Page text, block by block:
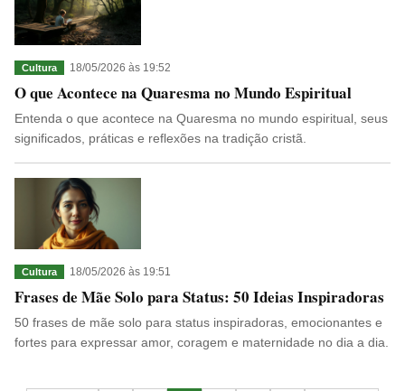
Cultura 18/05/2026 às 19:52
O que Acontece na Quaresma no Mundo Espiritual
Entenda o que acontece na Quaresma no mundo espiritual, seus
significados, práticas e reflexões na tradição cristã.
Cultura 18/05/2026 às 19:51
Frases de Mãe Solo para Status: 50 Ideias Inspiradoras
50 frases de mãe solo para status inspiradoras, emocionantes e
fortes para expressar amor, coragem e maternidade no dia a dia.